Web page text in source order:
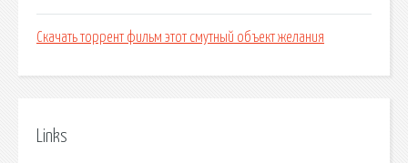
Скачать торрент фильм этот смутный объект желания
Links